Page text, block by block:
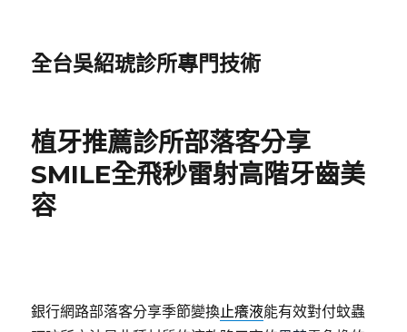
全台吳紹琥診所專門技術
植牙推薦診所部落客分享
SMILE全飛秒雷射高階牙齒美
容
銀行網路部落客分享季節變換止癢液能有效對付蚊蟲